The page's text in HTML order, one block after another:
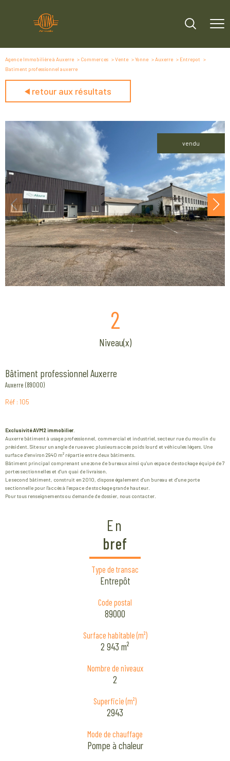
Agence Immobilière à Auxerre Commerces Vente Yonne Auxerre
Entrepot
Batiment professionnel auxerre
retour aux résultats
vendu
2
Niveau(x)
Bâtiment professionnel Auxerre
Auxerre (89000)
Réf : 105
Exclusivité AVM2 immobilier.
Auxerre bâtiment à usage professionnel, commercial et industriel, secteur rue du moulin du
président. Site sur un angle de rue avec plusieurs accès poids lourd et véhicules légers. Une
surface d'environ 2940 m² répartie entre deux bâtiments.
Bâtiment principal comprenant une zone de bureaux ainsi qu'un espace de stockage équipé de 7
portes sectionnelles et d'un quai de livraison.
Le second bâtiment, construit en 2010, dispose également d'un bureau et d'une porte
sectionnelle pour l'accès à l'espace de stockage grande hauteur.
Pour tous renseignements ou demande de dossier, nous contacter.
En
bref
Type de transac
Entrepôt
Code postal
89000
Surface habitable (m²)
2 943 m²
Nombre de niveaux
2
Superficie (m²)
2943
Mode de chauffage
Pompe à chaleur